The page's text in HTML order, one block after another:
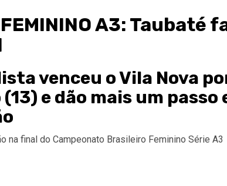
FEMININO A3: Taubaté
venceu o Vila Nova
e dão mais um
na final do Campeonato Brasileiro Feminino Série A3